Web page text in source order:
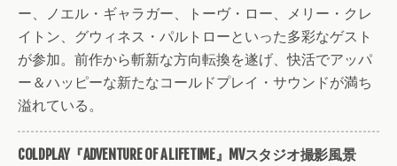
ー、ノエル・ギャラガー、トーヴ・ロー、メリー・クレ
イトン、グウィネス・パルトローといった多彩なゲスト
が参加。前作から斬新な方向転換を遂げ、快活でアッパ
ー＆ハッピーな新たなコールドプレイ・サウンドが満ち
溢れている。
COLDPLAY『ADVENTURE OF A LIFETIME』MVスタジオ撮影風景